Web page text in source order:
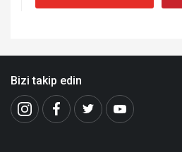
Bizi takip edin